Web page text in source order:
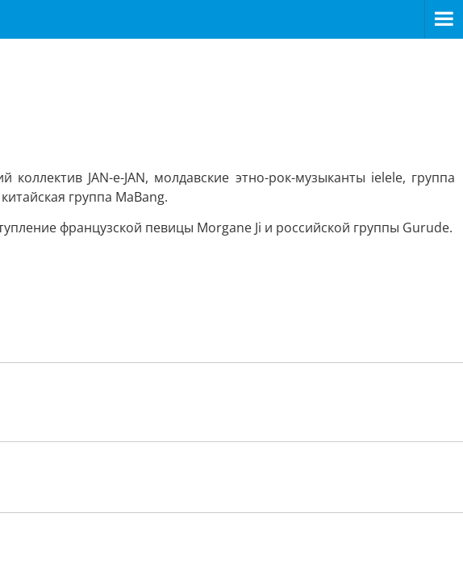
JAN-e-JAN, молдавские этно-рок-музыканты ielele, группа
группа MaBang.
французской певицы Morgane Ji и российской группы Gurude.